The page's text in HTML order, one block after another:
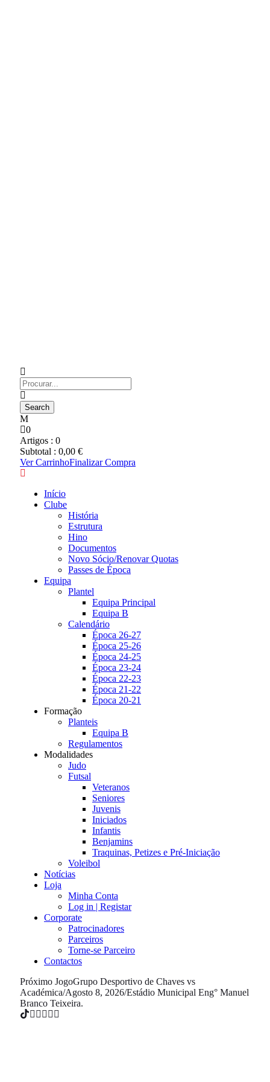
0
Artigos : 0
Subtotal : 0,00 €
Ver CarrinhoFinalizar Compra
Início
Clube
História
Estrutura
Hino
Documentos
Novo Sócio/Renovar Quotas
Passes de Época
Equipa
Plantel
Equipa Principal
Equipa B
Calendário
Época 26-27
Época 25-26
Época 24-25
Época 23-24
Época 22-23
Época 21-22
Época 20-21
Formação
Planteis
Equipa B
Regulamentos
Modalidades
Judo
Futsal
Veteranos
Seniores
Juvenis
Iniciados
Infantis
Benjamins
Traquinas, Petizes e Pré-Iniciação
Voleibol
Notícias
Loja
Minha Conta
Log in | Registar
Corporate
Patrocinadores
Parceiros
Torne-se Parceiro
Contactos
Próximo JogoGrupo Desportivo de Chaves vs
Académica/Agosto 8, 2026/Estádio Municipal Eng° Manuel
Branco Teixeira.